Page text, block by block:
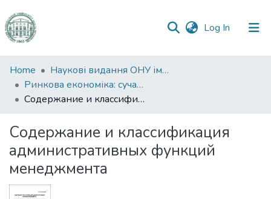
Log In (current)
Communities
&
Collections
Statistics
Home
Наукові видання ОНУ імені І. І. Мечникова
Ринкова економіка: сучасна теорія і практика управління
Содержание и классификация административных функций менеджмента
Содержание и классификация
административных функций
менеджмента